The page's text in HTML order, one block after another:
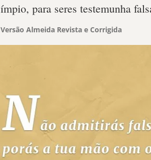
ímpio, para seres testemunha
Versão Almeida Revista e Corrigida